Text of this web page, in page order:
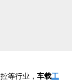
等行业， 车载工